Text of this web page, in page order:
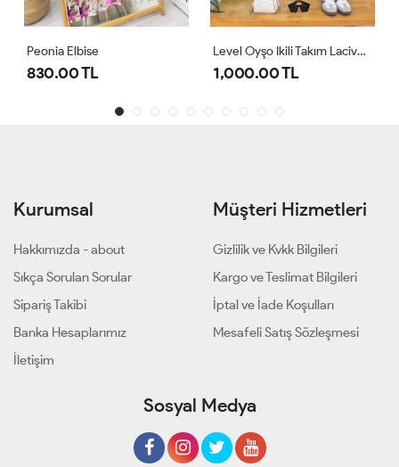
1,000.00 TL
Zeren Elbise Pudra
800.00 TL
Kurumsal
Hakkımızda - about
Sıkça Sorulan Sorular
Sipariş Takibi
Banka Hesaplarımız
İletişim
Müşteri Hizmetleri
Gizlilik ve Kvkk Bilgileri
Kargo ve Teslimat Bilgileri
İptal ve İade Koşulları
Mesafeli Satış Sözleşmesi
Sosyal Medya